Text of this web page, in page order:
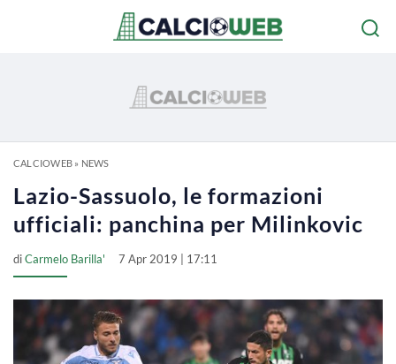
CALCIOWEB» NEWS
Lazio-Sassuolo, le formazioni
ufficiali: panchina per Milinkovic
diCarmelo Barilla' 7 Apr 2019 | 17:11